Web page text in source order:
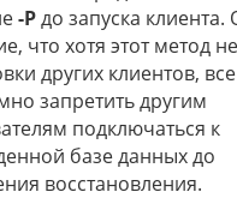
-Pдо запуска клиента.
что хотя этот метод
других клиентов,
запретить другим
подключаться к
базе данных до
восстановления.